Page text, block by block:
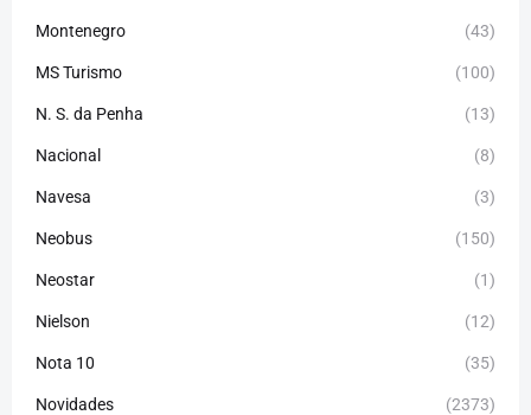
Montenegro (43)
MS Turismo (100)
N. S. da Penha (13)
Nacional (8)
Navesa (3)
Neobus (150)
Neostar (1)
Nielson (12)
Nota 10 (35)
Novidades (2373)